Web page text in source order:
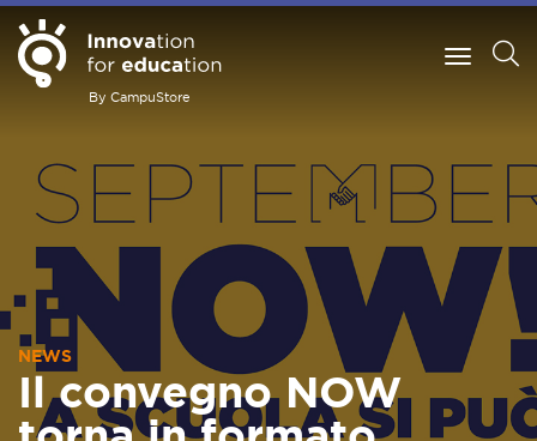
By CampuStore
NEWS
Il convegno NOW